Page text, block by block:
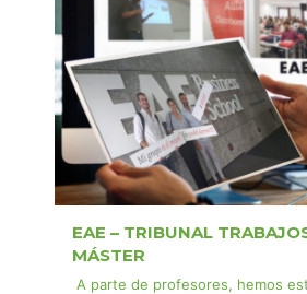
EAE – TRIBUNAL
MÁSTER
A parte de profesores, hemos